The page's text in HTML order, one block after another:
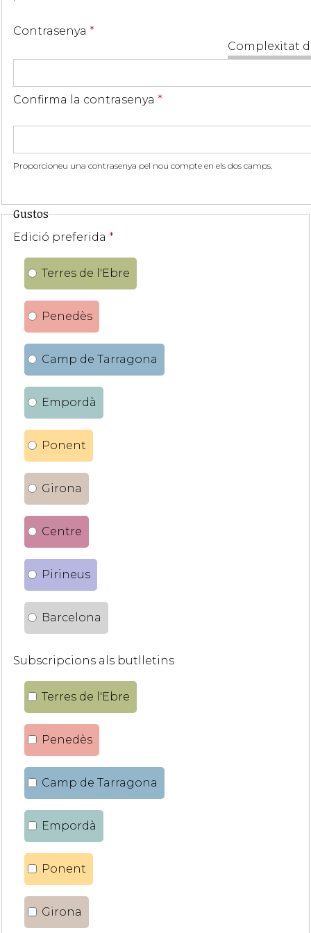
Complexitat
Contrasenya *
Confirma la contrasenya *
Proporcioneu una contrasenya pel nou compte en els dos camps.
Gustos
Edició preferida *
Terres de l'Ebre
Penedès
Camp de Tarragona
Empordà
Ponent
Girona
Centre
Pirineus
Barcelona
Subscripcions als butlletins
Terres de l'Ebre
Penedès
Camp de Tarragona
Empordà
Ponent
Girona